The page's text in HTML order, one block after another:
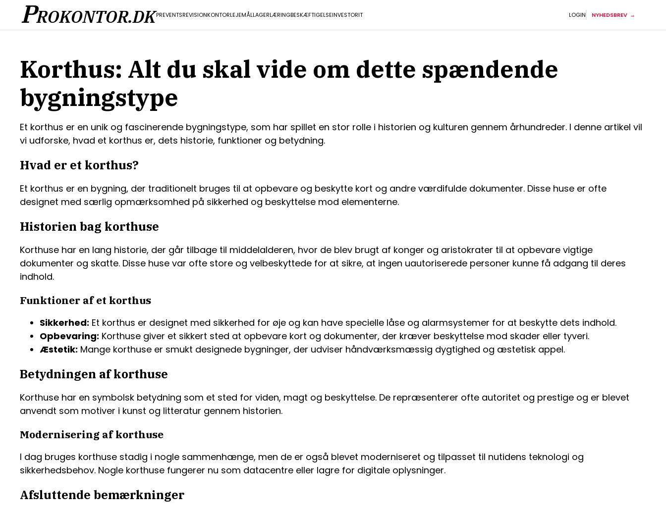
PROKONTOR.DKPREVENTSREVISIONKONTORLEJEMÅLLAGERLÆRINGBESKÆFTIGELSEINVESTORIT LOGIN NYHEDSBREV
Korthus: Alt du skal vide om dette spændende
bygningstype
Et korthus er en unik og fascinerende bygningstype, som har spillet en stor rolle i historien og kulturen gennem århundreder. I denne artikel vil
vi udforske, hvad et korthus er, dets historie, funktioner og betydning.
Hvad er et korthus?
Et korthus er en bygning, der traditionelt bruges til at opbevare og beskytte kort og andre værdifulde dokumenter. Disse huse er ofte
designet med særlig opmærksomhed på sikkerhed og beskyttelse mod elementerne.
Historien bag korthuse
Korthuse har en lang historie, der går tilbage til middelalderen, hvor de blev brugt af konger og aristokrater til at opbevare vigtige
dokumenter og skatte. Disse huse var ofte store og velbeskyttede for at sikre, at ingen uautoriserede personer kunne få adgang til deres
indhold.
Funktioner af et korthus
Sikkerhed: Et korthus er designet med sikkerhed for øje og kan have specielle låse og alarmsystemer for at beskytte dets indhold.
Opbevaring: Korthuse giver et sikkert sted at opbevare kort og dokumenter, der kræver beskyttelse mod skader eller tyveri.
Æstetik: Mange korthuse er smukt designede bygninger, der udviser håndværksmæssig dygtighed og æstetisk appel.
Betydningen af korthuse
Korthuse har en symbolsk betydning som et sted for viden, magt og beskyttelse. De repræsenterer ofte autoritet og prestige og er blevet
anvendt som motiver i kunst og litteratur gennem historien.
Modernisering af korthuse
I dag bruges korthuse stadig i nogle sammenhænge, men de er også blevet moderniseret og tilpasset til nutidens teknologi og
sikkerhedsbehov. Nogle korthuse fungerer nu som datacentre eller lagre for digitale oplysninger.
Afsluttende bemærkninger